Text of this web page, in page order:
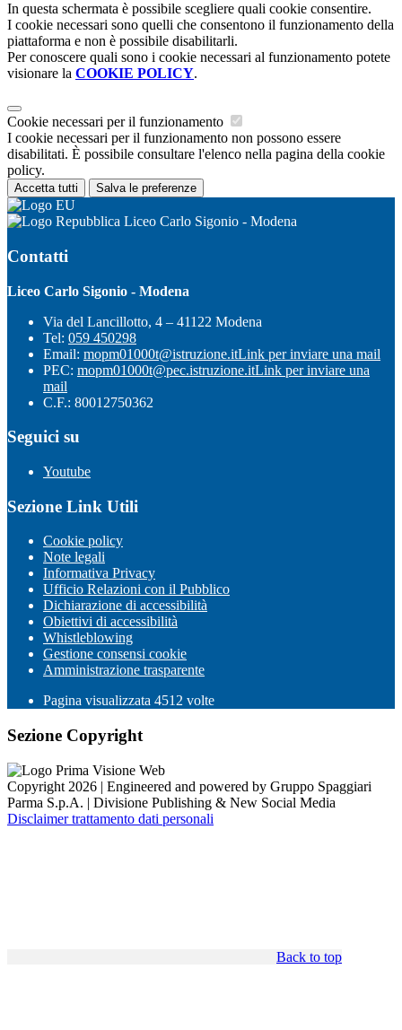
In questa schermata è possibile scegliere quali cookie consentire.
I cookie necessari sono quelli che consentono il funzionamento della
piattaforma e non è possibile disabilitarli.
Per conoscere quali sono i cookie necessari al funzionamento potete
visionare la COOKIE POLICY.
Cookie necessari per il funzionamento
I cookie necessari per il funzionamento non possono essere
disabilitati. È possibile consultare l'elenco nella pagina della cookie
policy.
Accetta tutti Salva le preferenze
Liceo Carlo Sigonio - Modena
Contatti
Liceo Carlo Sigonio - Modena
Via del Lancillotto, 4 – 41122 Modena
Tel: 059 450298
Email: mopm01000t@istruzione.itLink per inviare una mail
PEC: mopm01000t@pec.istruzione.itLink per inviare una
mail
C.F.: 80012750362
Seguici su
Youtube
Sezione Link Utili
Cookie policy
Note legali
Informativa Privacy
Ufficio Relazioni con il Pubblico
Dichiarazione di accessibilità
Obiettivi di accessibilità
Whistleblowing
Gestione consensi cookie
Amministrazione trasparente
Pagina visualizzata 4512 volte
Sezione Copyright
Copyright 2026 | Engineered and powered by Gruppo Spaggiari
Parma S.p.A. | Divisione Publishing & New Social Media
Disclaimer trattamento dati personali
Back to top